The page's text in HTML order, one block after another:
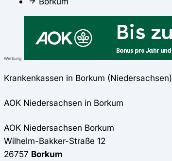
Werbung
Krankenkassen in Borkum (Niedersachsen)
AOK Niedersachsen in Borkum
AOK Niedersachsen Borkum
Wilhelm-Bakker-Straße 12
26757 Borkum